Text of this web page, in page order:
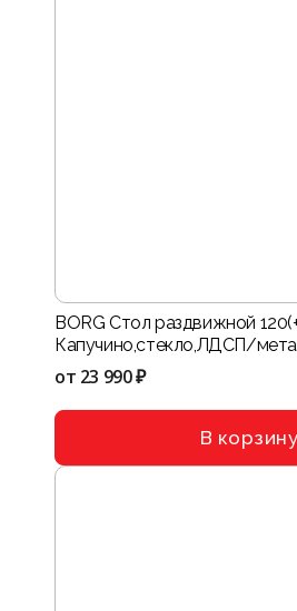
BORG Стол раздвижной
Капучино,стекло,ЛДСП/
от 23 990 ₽
В корзину